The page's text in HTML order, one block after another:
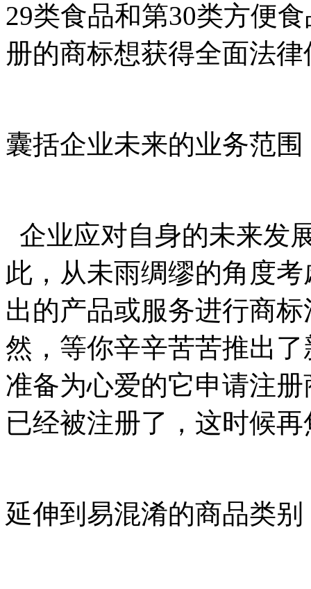
29类食品和第30类方便
册的商标想获得全面法
囊括企业未来的业务范围
企业应对自身的未来发
此，从未雨绸缪的角度
出的产品或服务进行商
然，等你辛辛苦苦推出
准备为心爱的它申请注
已经被注册了，这时候
延伸到易混淆的商品类别